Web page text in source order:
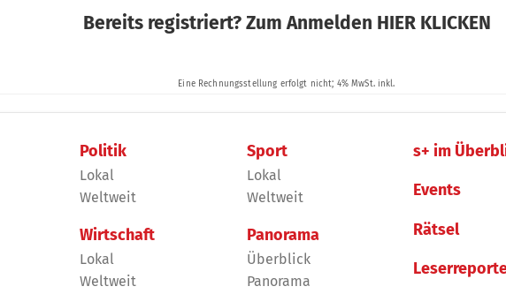
Politik
Lokal
Weltweit
Wirtschaft
Lokal
Weltweit
Sport
Lokal
Weltweit
Panorama
Überblick
Panorama
s+ im
Events
Rätsel